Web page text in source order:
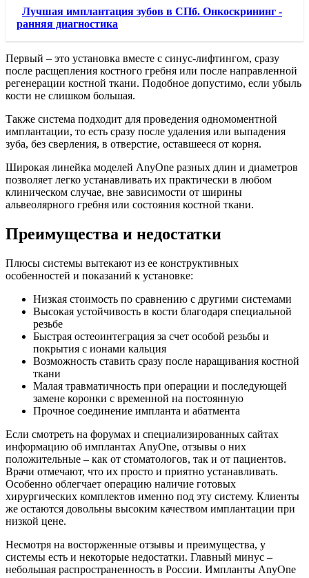
Лучшая имплантация зубов в СПб. Онкоскрининг -
ранняя диагностика
Первый – это установка вместе с синус-лифтингом, сразу
после расщепления костного гребня или после направленной
регенерации костной ткани. Подобное допустимо, если убыль
кости не слишком большая.
Также система подходит для проведения одномоментной
имплантации, то есть сразу после удаления или выпадения
зуба, без сверления, в отверстие, оставшееся от корня.
Широкая линейка моделей AnyOne разных длин и диаметров
позволяет легко устанавливать их практически в любом
клиническом случае, вне зависимости от ширины
альвеолярного гребня или состояния костной ткани.
Преимущества и недостатки
Плюсы системы вытекают из ее конструктивных
особенностей и показаний к установке:
Низкая стоимость по сравнению с другими системами
Высокая устойчивость в кости благодаря специальной
резьбе
Быстрая остеоинтеграция за счет особой резьбы и
покрытия с ионами кальция
Возможность ставить сразу после наращивания костной
ткани
Малая травматичность при операции и последующей
замене коронки с временной на постоянную
Прочное соединение импланта и абатмента
Если смотреть на форумах и специализированных сайтах
информацию об имплантах AnyOne, отзывы о них
положительные – как от стоматологов, так и от пациентов.
Врачи отмечают, что их просто и приятно устанавливать.
Особенно облегчает операцию наличие готовых
хирургических комплектов именно под эту систему. Клиенты
же остаются довольны высоким качеством имплантации при
низкой цене.
Несмотря на восторженные отзывы и преимущества, у
системы есть и некоторые недостатки. Главный минус –
небольшая распространенность в России. Импланты AnyOne